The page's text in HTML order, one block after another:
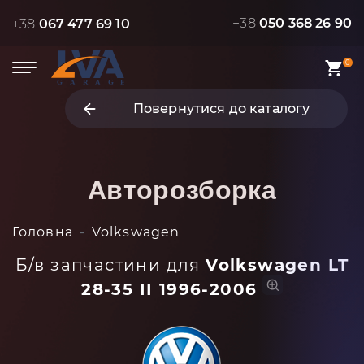
+38 067 477 69 10 +38 050 368 26 90
0
Повернутися до каталогу
Авторозборка
Головна Volkswagen
Б/в запчастини дляVolkswagen LT
28-35 II 1996-2006